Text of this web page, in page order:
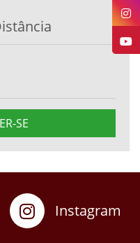
SE
Instagram